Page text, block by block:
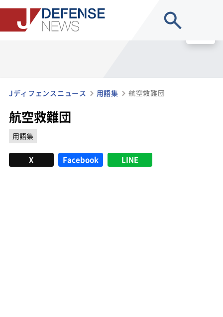
Jディフェンスニュース 用語集 航空救難団
航空救難団
用語集
X Facebook LINE